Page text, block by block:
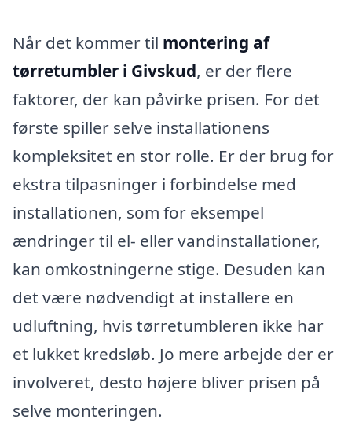
Når det kommer til montering af
tørretumbler i Givskud, er der flere
faktorer, der kan påvirke prisen. For det
første spiller selve installationens
kompleksitet en stor rolle. Er der brug for
ekstra tilpasninger i forbindelse med
installationen, som for eksempel
ændringer til el- eller vandinstallationer,
kan omkostningerne stige. Desuden kan
det være nødvendigt at installere en
udluftning, hvis tørretumbleren ikke har
et lukket kredsløb. Jo mere arbejde der er
involveret, desto højere bliver prisen på
selve monteringen.